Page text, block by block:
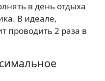
в день отдыха
В идеале,
проводить 2 раза в